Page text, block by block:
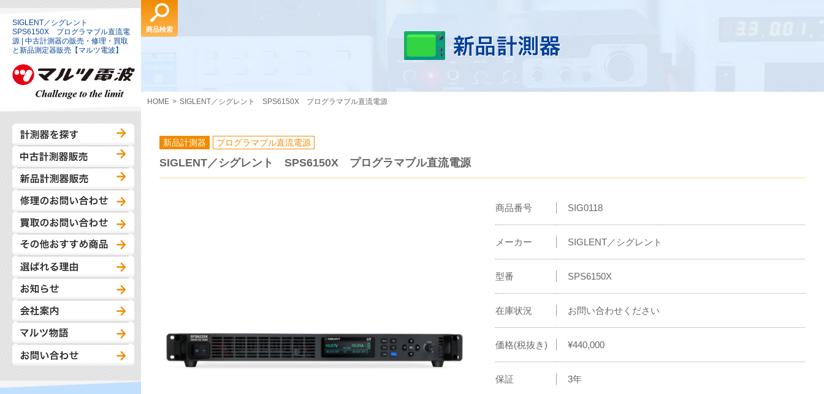
SIGLENT／シグレント
SPS6150X プログラマブル直流電
源 | 中古計測器の販売・修理・買取
と新品測定器販売【マルツ電波】
商品検索
HOME SIGLENT／シグレント SPS6150X プログラマブル直流電源
新品計測器 プログラマブル直流電源
SIGLENT／シグレント SPS6150X プログラマブル直流電源
商品番号 SIG0118
メーカー SIGLENT／シグレント
型番 SPS6150X
在庫状況 お問い合わせください
価格(税抜き) ¥440,000
保証 3年